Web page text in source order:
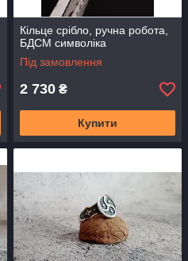
Кільце срібло, ручна робота,
БДСМ символіка
Під замовлення
2 730 ₴
Купити